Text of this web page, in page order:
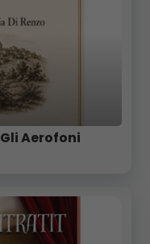
Aerofoni